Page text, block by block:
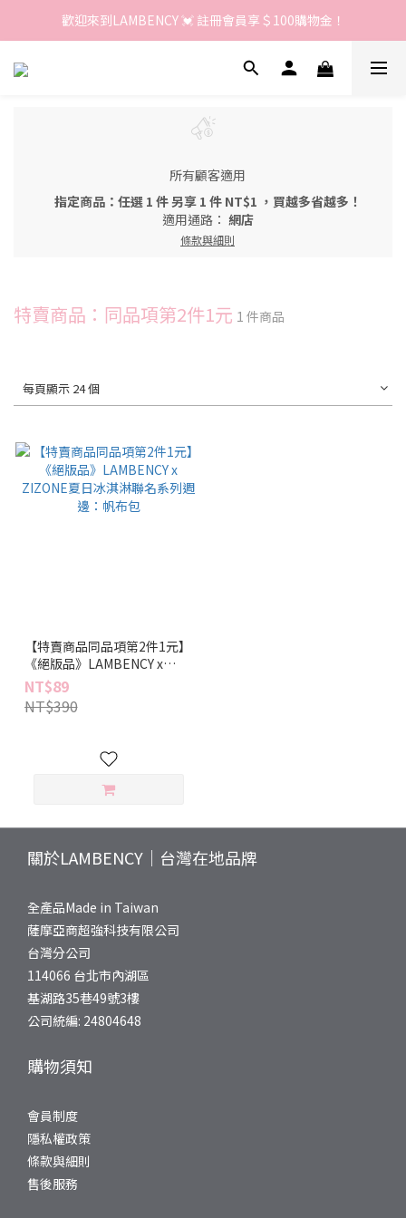
歡迎來到LAMBENCY 💓 註冊會員享＄100購物金！
歡迎來到LAMBENCY 💓 註冊會員享＄100購物金！
加入LINE好友 領優惠卷＄150
所有顧客適用
指定商品：任選 1 件 另享 1 件 NT$1 ，買越多省越多！
適用通路： 網店
條款與細則
特賣商品：同品項第2件1元 1 件商品
每頁顯示 24 個
【特賣商品同品項第2件1元】
《絕版品》LAMBENCY x
ZIZONE夏日冰淇淋聯名系列
週邊：帆布包
NT$89
NT$390
關於LAMBENCY｜台灣在地品牌
全產品Made in Taiwan
薩摩亞商超強科技有限公司
台灣分公司
114066 台北市內湖區
基湖路35巷49號3樓
公司統編: 24804648
購物須知
會員制度
隱私權政策
條款與細則
售後服務